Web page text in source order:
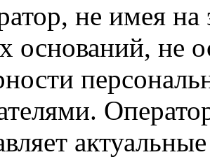
не имея
оснований, не